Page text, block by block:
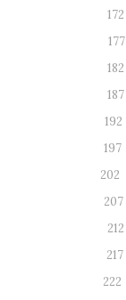
172
177
182
187
192
197
202
207
212
217
222